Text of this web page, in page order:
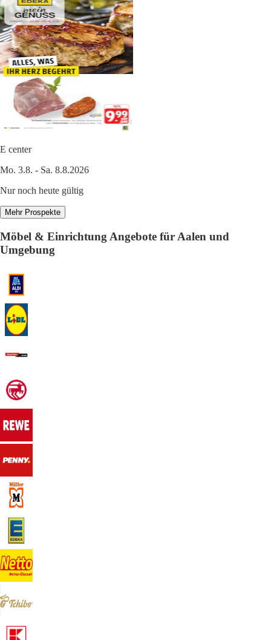
E center
Mo. 3.8. - Sa. 8.8.2026
Nur noch heute gültig
Mehr Prospekte
Möbel & Einrichtung Angebote für Aalen und
Umgebung